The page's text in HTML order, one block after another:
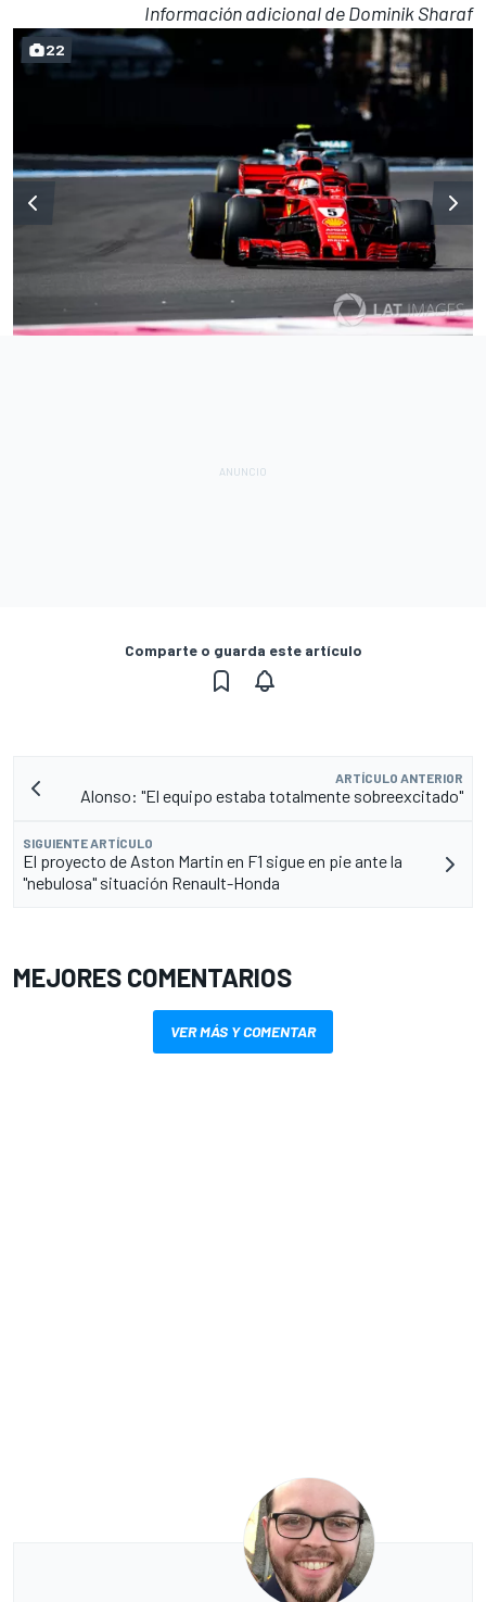
Información adicional de Dominik Sharaf
22
Comparte o guarda este artículo
ARTÍCULO ANTERIOR
Alonso: "El equipo estaba totalmente sobreexcitado"
SIGUIENTE ARTÍCULO
El proyecto de Aston Martin en F1 sigue en pie ante la
"nebulosa" situación Renault-Honda
MEJORES COMENTARIOS
VER MÁS Y COMENTAR